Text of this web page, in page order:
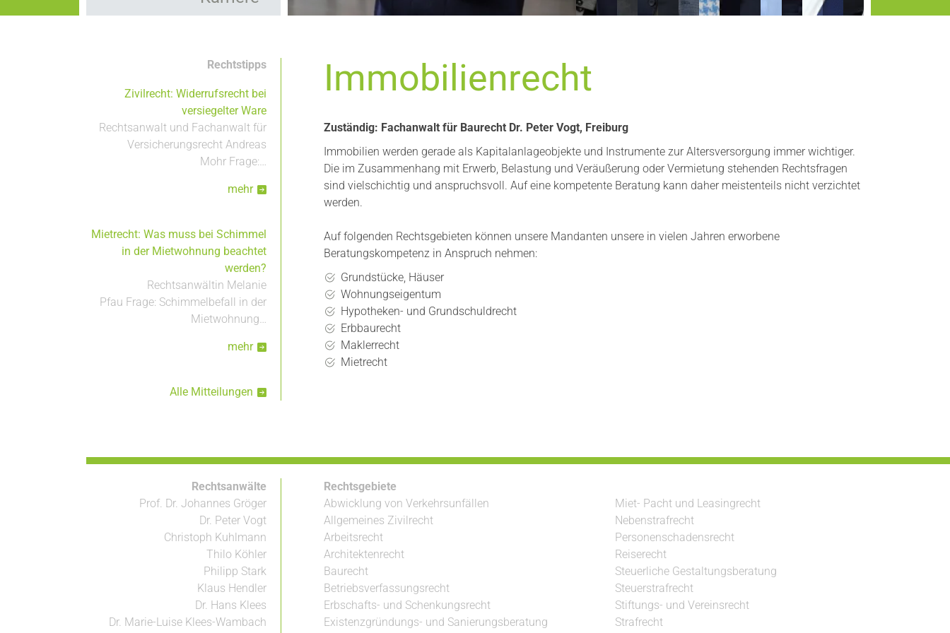
Kooperationen
Rechtstipps
Zivilrecht: Widerrufsrecht bei
versiegelter Ware
Rechtsanwalt und Fachanwalt für
Versicherungsrecht Andreas
Mohr Frage:…
mehr
Mietrecht: Was muss bei Schimmel
in der Mietwohnung beachtet
werden?
Rechtsanwältin Melanie
Pfau Frage: Schimmelbefall in der
Mietwohnung…
mehr
Alle Mitteilungen
Immobilienrecht
Zuständig: Fachanwalt für Baurecht Dr. Peter Vogt, Freiburg
Immobilien werden gerade als Kapitalanlageobjekte und Instrumente zur Altersversorgung immer wichtiger.
Die im Zusammenhang mit Erwerb, Belastung und Veräußerung oder Vermietung stehenden Rechtsfragen
sind vielschichtig und anspruchsvoll. Auf eine kompetente Beratung kann daher meistenteils nicht verzichtet
werden.
Auf folgenden Rechtsgebieten können unsere Mandanten unsere in vielen Jahren erworbene
Beratungskompetenz in Anspruch nehmen:
Grundstücke, Häuser
Wohnungseigentum
Hypotheken- und Grundschuldrecht
Erbbaurecht
Maklerrecht
Mietrecht
Rechtsanwälte
Prof. Dr. Johannes Gröger
Dr. Peter Vogt
Christoph Kuhlmann
Thilo Köhler
Philipp Stark
Klaus Hendler
Dr. Hans Klees
Dr. Marie-Luise Klees-Wambach
Rechtsgebiete
Abwicklung von Verkehrsunfällen
Allgemeines Zivilrecht
Arbeitsrecht
Architektenrecht
Baurecht
Betriebsverfassungsrecht
Erbschafts- und Schenkungsrecht
Existenzgründungs- und Sanierungsberatung
Miet- Pacht und Leasingrecht
Nebenstrafrecht
Personenschadensrecht
Reiserecht
Steuerliche Gestaltungsberatung
Steuerstrafrecht
Stiftungs- und Vereinsrecht
Strafrecht